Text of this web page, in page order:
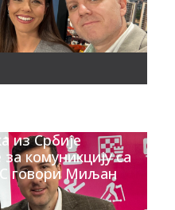
из Србије
комуникцију са
говори Миљан